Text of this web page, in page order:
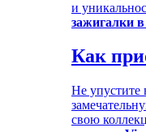
и
зажигалки
Как
Не упустите
свою